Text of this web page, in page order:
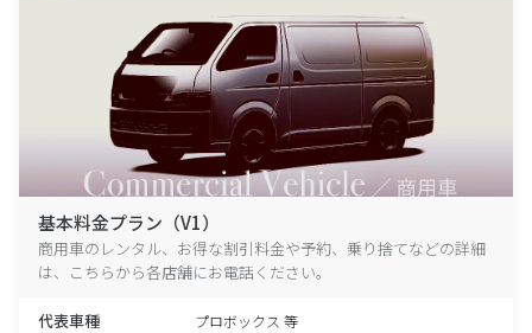
基本料金プラン（V1）
商用車のレンタル、お得な割引料金や予約、乗り捨てなどの詳細
は、こちらから各店舗にお電話ください。
代表車種 プロボックス 等